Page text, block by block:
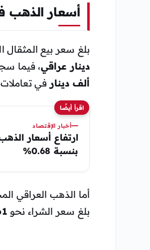
أسعار الذهب في
بلغ سعر بيع المثقال
دينار عراقي، فيما
ألف دينار في
اقرأ أيضًا
أخبار الإقتصاد
بنسبة 0.68%
أما الذهب العراقي المحلي عيار 21، فقد
بلغ سعر الشراء نحو 861